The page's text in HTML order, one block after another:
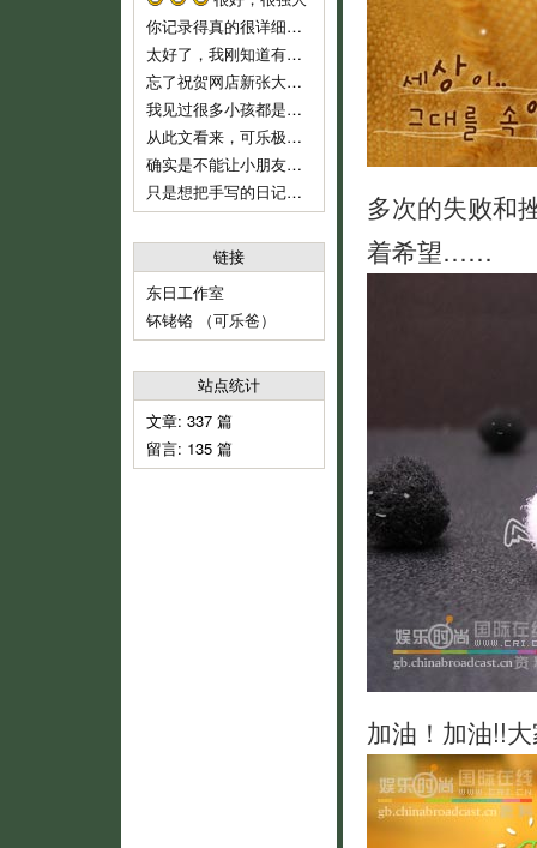
你记录得真的很详细，他长大了，会感谢妈妈给他留下这么珍贵的记忆！
太好了，我刚知道有这些地址，最近即将收拾一批，生小孩后不能穿的衣服，一定去寄。
忘了祝贺网店新张大吉，生意兴隆！！
我见过很多小孩都是这样，二岁左右是特别不乖的时期，自我意识开始膨胀，以逆反为乐，给他说道理又不懂，这是正常的，小桃你已经很有耐心了
从此文看来，可乐极具创意，涂鸦都这么有风格，玩汽车还玩得这么有门道。亲亲可乐赞一个！
确实是不能让小朋友单独坐的，一个急刹车就很危险了。我也是很短的路途而且低峰期才敢单独让他坐车的。
只是想把手写的日记送给可乐，毕竟觉得手写本看起来要比电子版有感觉一些。当然，以后也会常更新可乐的一些成长记录上来和大家分享的。
链接
东日工作室
钚铑铬 （可乐爸）
站点统计
文章: 337 篇
留言: 135 篇
多次的失败和
着希望……
加油！加油!!